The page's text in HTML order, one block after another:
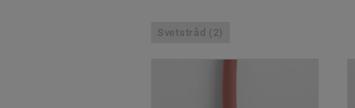
Svetstråd (2)